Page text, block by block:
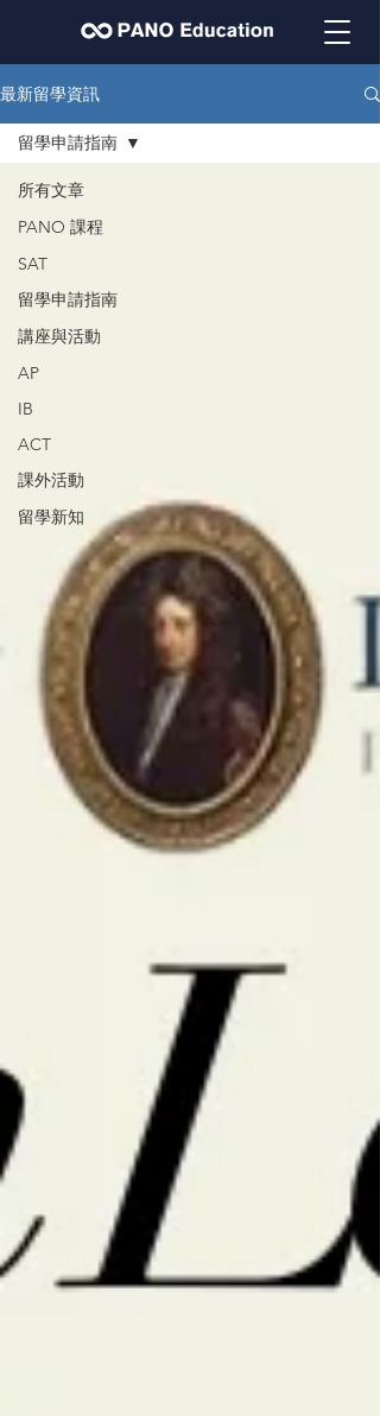
最新留學資訊
所有文章
PANO 課程
SAT
留學申請指南
講座與活動
AP
IB
ACT
課外活動
留學新知
留學申請指南